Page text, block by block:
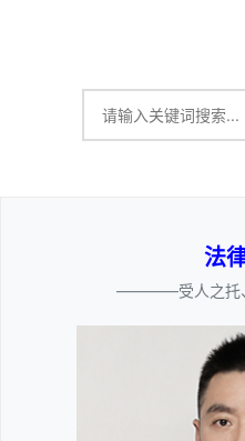
法
————受人之托